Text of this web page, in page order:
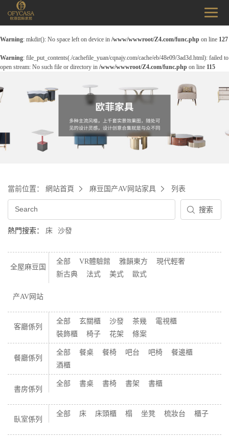
Warning: mkdir(): No space left on device in /www/wwwroot/Z4.com/func.php on line 127
Warning: file_put_contents(./cachefile_yuan/cqnajy.com/cache/eb/48e09/3ad3d.html): failed to
open stream: No such file or directory in /www/wwwroot/Z4.com/func.php on line 115
當前位置： 網站首頁 麻豆国产AV网站家具 列表
熱門搜索： 床 沙發
全屋麻豆国
产AV网站
全部 VR體驗館 雅韻東方
現代輕奢
新古典
法式 美式 歐式
客廳係列
全部 玄關櫃 沙發 茶幾
電視櫃
裝飾櫃
椅子 花架 條案
餐廳係列
全部 餐桌 餐椅 吧台 吧椅
餐邊櫃
酒櫃
書房係列
全部 書桌 書椅 書架 書櫃
臥室係列
全部 床 床頭櫃 榻 坐凳 梳妝台 櫃子